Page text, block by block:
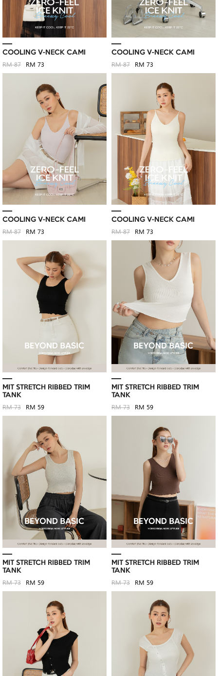
COOLING V-NECK CAMI
RM 87 RM 73
COOLING V-NECK CAMI
RM 87 RM 73
COOLING V-NECK CAMI
RM 87 RM 73
COOLING V-NECK CAMI
RM 87 RM 73
MIT STRETCH RIBBED TRIM
TANK
RM 73 RM 59
MIT STRETCH RIBBED TRIM
TANK
RM 73 RM 59
MIT STRETCH RIBBED TRIM
TANK
RM 73 RM 59
MIT STRETCH RIBBED TRIM
TANK
RM 73 RM 59